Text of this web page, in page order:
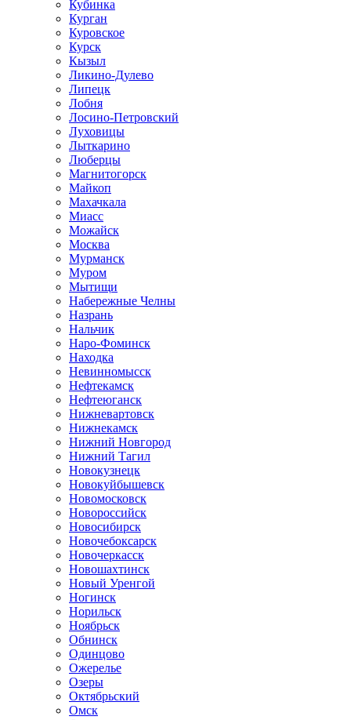
Кубинка
Курган
Куровское
Курск
Кызыл
Ликино-Дулево
Липецк
Лобня
Лосино-Петровский
Луховицы
Лыткарино
Люберцы
Магнитогорск
Майкоп
Махачкала
Миасс
Можайск
Москва
Мурманск
Муром
Мытищи
Набережные Челны
Назрань
Нальчик
Наро-Фоминск
Находка
Невинномысск
Нефтекамск
Нефтеюганск
Нижневартовск
Нижнекамск
Нижний Новгород
Нижний Тагил
Новокузнецк
Новокуйбышевск
Новомосковск
Новороссийск
Новосибирск
Новочебоксарск
Новочеркасск
Новошахтинск
Новый Уренгой
Ногинск
Норильск
Ноябрьск
Обнинск
Одинцово
Ожерелье
Озеры
Октябрьский
Омск